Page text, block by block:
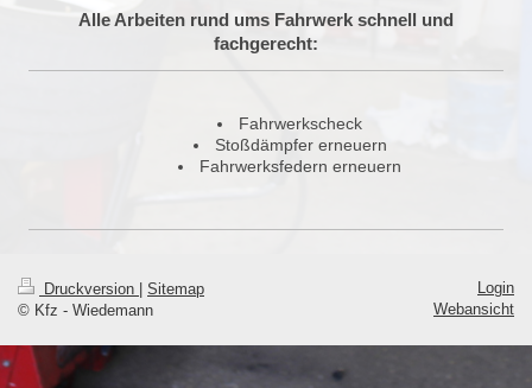
Alle Arbeiten rund ums Fahrwerk schnell und
fachgerecht:
Fahrwerkscheck
Stoßdämpfer erneuern
Fahrwerksfedern erneuern
Druckversion
Sitemap
© Kfz - Wiedemann
Login
Webansicht